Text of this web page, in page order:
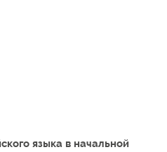
языка в начальной